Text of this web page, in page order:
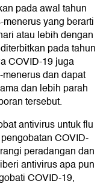
pada awal tahun
yang berarti
atau lebih dengan
pada tahun
COVID-19 juga
dan dapat
dan lebih parah
tersebut.
antivirus untuk flu
COVID-
peradangan dan
antivirus apa pun
COVID-19,